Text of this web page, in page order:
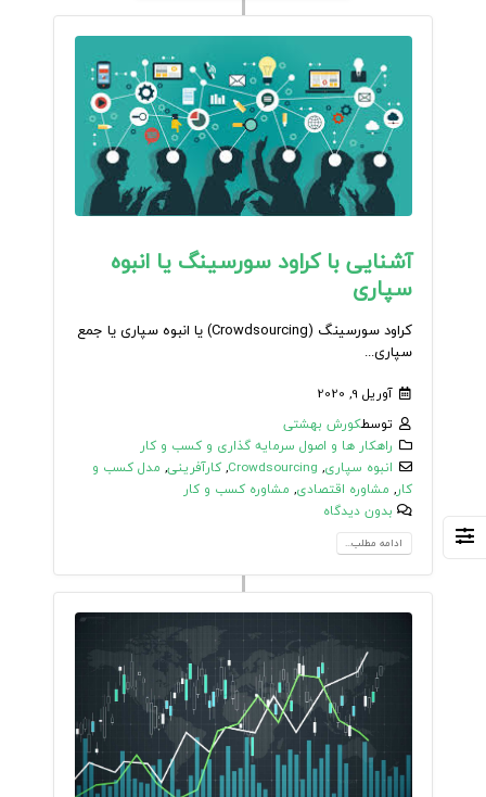
آشنایی با کراود سورسینگ یا انبوه
سپاری
کراود سورسینگ (Crowdsourcing) یا انبوه سپاری یا جمع
سپاری...
آوریل 9, 2020
توسطکورش بهشتی
راهکار ها و اصول سرمایه گذاری و کسب و کار
انبوه سپاری,
Crowdsourcing
,کارآفرینی, مدل کسب و
کار, مشاوره اقتصادی, مشاوره کسب و کار
بدون دیدگاه
ادامه مطلب...